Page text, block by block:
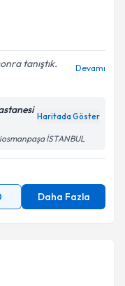
ilişkin
tanıştık.
Devamı
Haritada Göster
İSTANBUL
Daha Fazla